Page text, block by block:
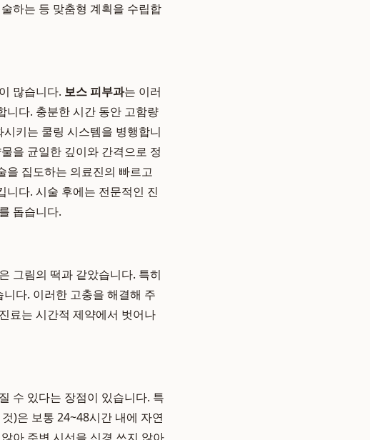
하는 등 맞춤형 계획을 수립합
많습니다. 보스 피부과는 이러
니다. 충분한 시간 동안 고함량
키는 쿨링 시스템을 병행합니
을 균일한 깊이와 간격으로 정
을 집도하는 의료진의 빠르고
다. 시술 후에는 전문적인 진
돕습니다.
그림의 떡과 같았습니다. 특히
다. 이러한 고충을 해결해 주
료는 시간적 제약에서 벗어나
수 있다는 장점이 있습니다. 특
)은 보통 24~48시간 내에 자연